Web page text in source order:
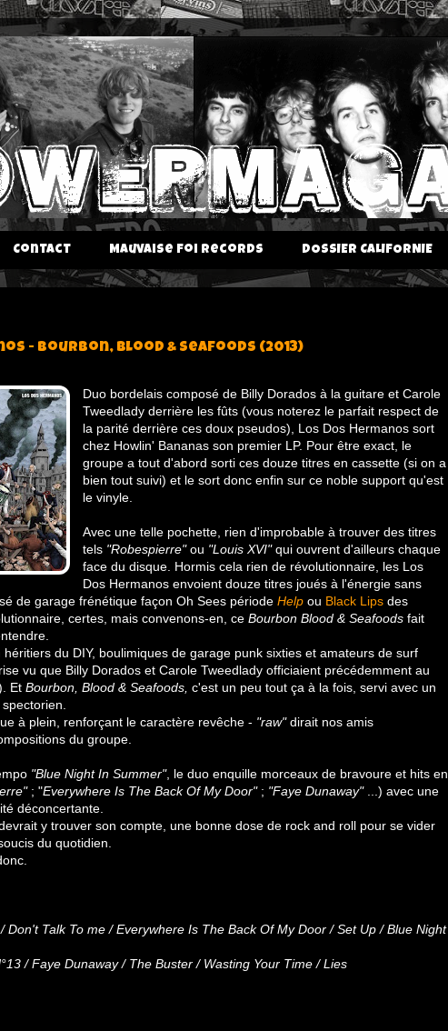
Contact Mauvaise Foi Records DOSSIER CALIFORNIE
- Bourbon, Blood & Seafoods (2013)
Duo bordelais composé de Billy Dorados à la guitare et Carole
Tweedlady derrière les fûts (vous noterez le parfait respect de
la parité derrière ces doux pseudos), Los Dos Hermanos sort
chez Howlin' Bananas son premier LP. Pour être exact, le
groupe a tout d'abord sorti ces douze titres en cassette (si on a
bien tout suivi) et le sort donc enfin sur ce noble support qu'est
le vinyle.
Avec une telle pochette, rien d'improbable à trouver des titres
tels "Robespierre"ou "Louis XVI"qui ouvrent d'ailleurs chaque
face du disque. Hormis cela rien de révolutionnaire, les Los
Dos Hermanos envoient douze titres joués à l'énergie sans
de garage frénétique façon Oh Sees période Help ou Black Lips des
certes, mais convenons-en, ce Bourbon Blood & Seafoods fait
du DIY, boulimiques de garage punk sixties et amateurs de surf
vu que Billy Dorados et Carole Tweedlady officiaient précédemment au
Et Bourbon, Blood & Seafoods, c'est un peu tout ça à la fois, servi avec un
à plein, renforçant le caractère revêche - "raw"dirait nos amis
du groupe.
"Blue Night In Summer", le duo enquille morceaux de bravoure et hits en
; "Everywhere Is The Back Of My Door"; "Faye Dunaway"...) avec une
déconcertante.
y trouver son compte, une bonne dose de rock and roll pour se vider
du quotidien.
Don't Talk To me / Everywhere Is The Back Of My Door / Set Up / Blue Night
/ Faye Dunaway / The Buster / Wasting Your Time / Lies